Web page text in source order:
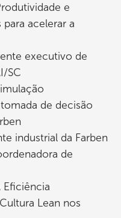
e
acelerar a
executivo de
SC
de decisão
industrial da Farben
de
Eficiência
Lean nos